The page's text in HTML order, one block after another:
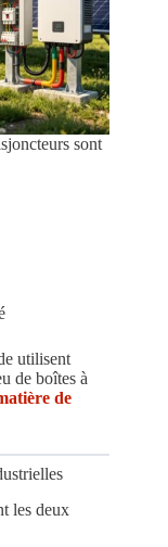
sont
utilisent
de boîtes à
de
les deux